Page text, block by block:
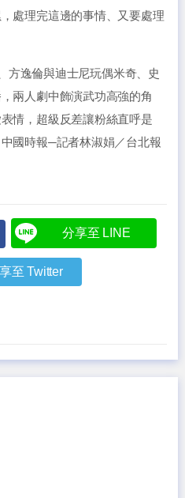
處理完這邊的事情、又要處理
逸倫與迪士尼玩偶米奇、史
兩人劇中飾演武功高強的角
情，超級反差讓粉絲直呼是
國時報─記者林淑娟／台北報
分享至 LINE
至 Twitter